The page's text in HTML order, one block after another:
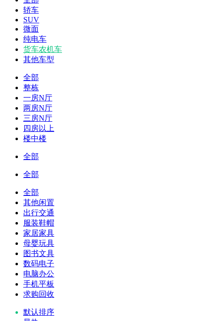
轿车
SUV
微面
纯电车
货车农机车
其他车型
全部
整栋
一房N厅
两房N厅
三房N厅
四房以上
楼中楼
全部
全部
全部
其他闲置
出行交通
服装鞋帽
家居家具
母婴玩具
图书文具
数码电子
电脑办公
手机平板
求购回收
默认排序